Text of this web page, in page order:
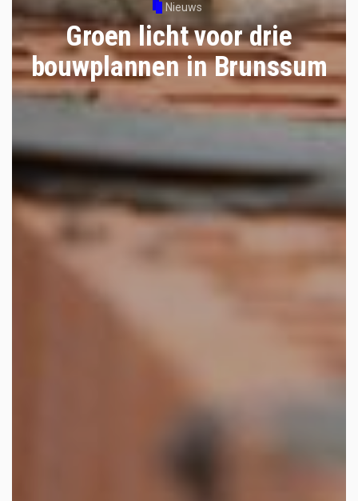
Nieuws
Groen licht voor drie
bouwplannen in Brunssum